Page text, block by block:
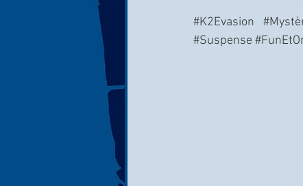
#K2Evasion
#Suspense